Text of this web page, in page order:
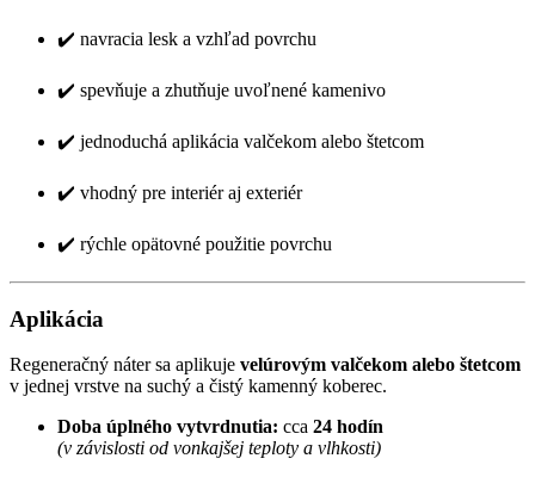
✔️ navracia lesk a vzhľad povrchu
✔️ spevňuje a zhutňuje uvoľnené kamenivo
✔️ jednoduchá aplikácia valčekom alebo štetcom
✔️ vhodný pre interiér aj exteriér
✔️ rýchle opätovné použitie povrchu
Aplikácia
Regeneračný náter sa aplikuje velúrovým valčekom alebo štetcom
v jednej vrstve na suchý a čistý kamenný koberec.
Doba úplného vytvrdnutia: cca 24 hodín
(v závislosti od vonkajšej teploty a vlhkosti)